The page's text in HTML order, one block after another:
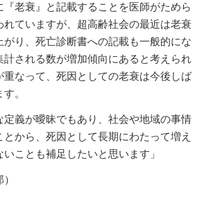
老衰』と記載することを医師がためら
れていますが、超高齢社会の最近は老衰
り、死亡診断書への記載も一般的にな
計される数が増加傾向にあると考えられ
重なって、死因としての老衰は今後しば
。
定義が曖昧でもあり、社会や地域の事情
から、死因として長期にわたって増え
ことも補足したいと思います」